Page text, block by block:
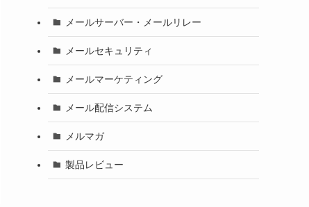
メールサーバー・メールリレー
メールセキュリティ
メールマーケティング
メール配信システム
メルマガ
製品レビュー